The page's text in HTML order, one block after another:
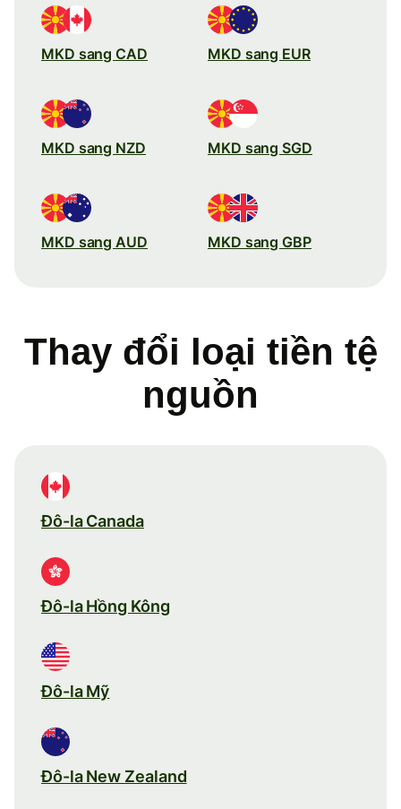
MKD sang CAD MKD sang EUR
MKD sang NZD MKD sang SGD
MKD sang AUD MKD sang GBP
Thay đổi loại tiền tệ
nguồn
Đô-la Canada
Đô-la Hồng Kông
Đô-la Mỹ
Đô-la New Zealand